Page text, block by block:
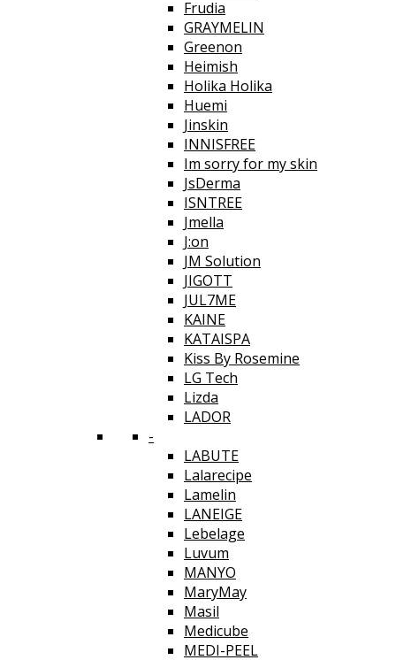
Frudia
GRAYMELIN
Greenon
Heimish
Holika Holika
Huemi
Jinskin
INNISFREE
Im sorry for my skin
JsDerma
ISNTREE
Jmella
J:on
JM Solution
JIGOTT
JUL7ME
KAINE
KATAISPA
Kiss By Rosemine
LG Tech
Lizda
LADOR
-
LABUTE
Lalarecipe
Lamelin
LANEIGE
Lebelage
Luvum
MANYO
MaryMay
Masil
Medicube
MEDI-PEEL